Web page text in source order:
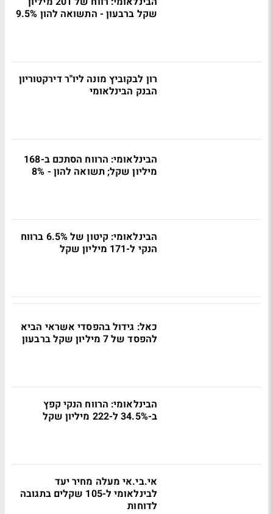
שקל ברבעון - התשואה להון 9.5%
רון לבקוביץ מונה ליו"ר דירקטוריון
הבנק הבינלאומי
הבינלאומי: הרווח הסתכם ב-168
מיליון שקל; תשואה להון - 8%
הבינלאומי: קיטון של 6.5% ברווח
הנקי ל-171 מיליון שקל
כאל: גידול בהפסדי אשראי הביא
להפסד של 7 מיליון שקל ברבעון
הבינלאומי: הרווח הנקי קפץ
ב-34.5% ל-222 מיליון שקל
אי.בי.אי מעלה מחיר יעד
לבינלאומי ל-105 שקלים בתגובה
לדוחות